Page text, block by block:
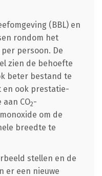
(BBL) en
rondom het
persoon. De
zien de behoefte
beter bestand te
ook prestatie-
CO2-
om de
breedte te
stellen en de
er een nieuwe